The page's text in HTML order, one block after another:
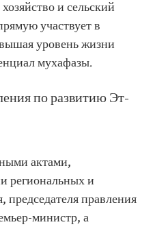
и сельский
участвует в
уровень жизни
мухафазы.
по развитию Эт-
актами,
региональных и
председателя правления
министр, а